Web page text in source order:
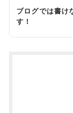
ブログでは書
す！